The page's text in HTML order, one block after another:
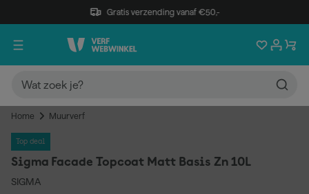
Gratis verzending vanaf €50,-
Home Muurverf
Top deal
Sigma Facade Topcoat Matt Basis Zn 10L
SIGMA